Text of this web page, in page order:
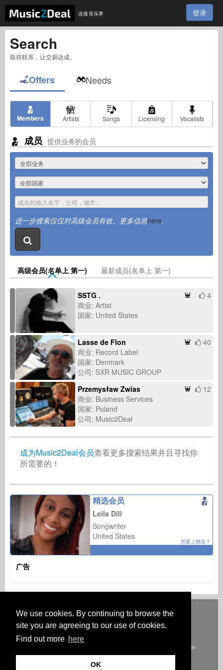
We use cookies. By continuing to browse the
site you are agreeing to our use of cookies.
Find out more here
OK
连接音乐界 登录
Search
取得联系，让交易达成。
Offers Needs
Members Artists Songs Licensing Vocalists
成员 提供业务的会员
进一步搜索仅仅对高级会员有效。更多信息here.
高级会员(名单上 第一) 最新成员(名单上 第一)
SSTG .
商业: Artist
国家: United States
4
Lasse de Flon
商业: Record Label
国家: Denmark
公司: SXR MUSIC GROUP
40
Przemysław Zwias
商业: Business Services
国家: Poland
公司: Music2Deal
12
成为Music2Deal会员查看更多搜索结果并且寻找你
所需要的！
精选会员
Leila Dill
Songwriter
United States
想要上精选？
广告
Português Türkçe 中文(简体) Magyar Malay 日本語
HOW IT WORKS 等级 常见问题 联系人
Australia & New Zealand Austria
Japan
Latin America Near East Nigeria Portugal Scandinavia South Africa
South-East Europe Spain
West Africa